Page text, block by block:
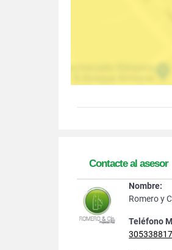
Contacte al asesor
Nombre:
Romero y
Teléfono